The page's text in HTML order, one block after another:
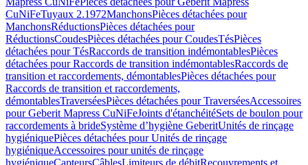
CuNiFeTuyaux 2.1972ManchonsPièces détachées pour
ManchonsRéductionsPièces détachées pour
RéductionsCoudesPièces détachées pour CoudesTésPièces
détachées pour TésRaccords de transition indémontablesPièces
détachées pour Raccords de transition indémontablesRaccords de
transition et raccordements, démontablesPièces détachées pour
Raccords de transition et raccordements,
démontablesTraverséesPièces détachées pour TraverséesAccessoires
pour Geberit Mapress CuNiFeJoints d'étanchéitéSets de boulon pour
raccordements à brideSystème d’hygiène GeberitUnités de rinçage
hygiéniquePièces détachées pour Unités de rinçage
hygiéniqueAccessoires pour unités de rinçage
hygiéniqueCapteursCâblesLimiteurs de débitRecouvrements et